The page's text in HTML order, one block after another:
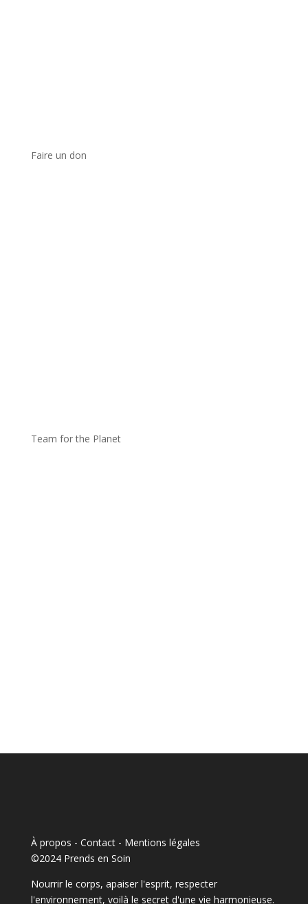
Faire un don
Team for the Planet
À propos - Contact- Mentions légales
©2024 Prends en Soin
Nourrir le corps, apaiser l'esprit, respecter
l'environnement, voilà le secret d'une vie harmonieuse.